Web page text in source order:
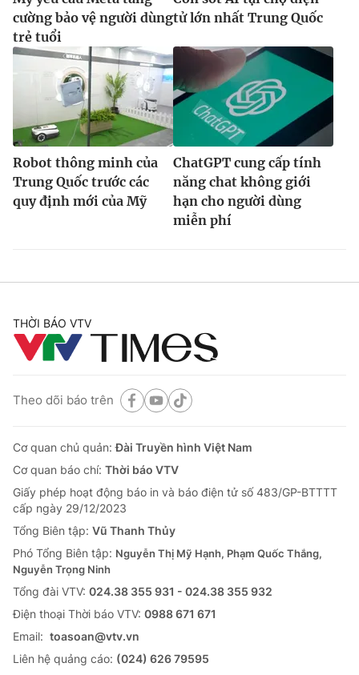
cường bảo vệ người dùng
trẻ tuổi
tử lớn nhất Trung Quốc
Robot thông minh của
Trung Quốc trước các
quy định mới của Mỹ
ChatGPT cung cấp tính
năng chat không giới
hạn cho người dùng
miễn phí
THỜI BÁO VTV
Theo dõi báo trên
Cơ quan chủ quản:Đài Truyền hình Việt Nam
Cơ quan báo chí: Thời báo VTV
Giấy phép hoạt động báo in và báo điện tử số 483/GP-BTTTT
cấp ngày 29/12/2023
Tổng Biên tập: Vũ Thanh Thủy
Phó Tổng Biên tập: Nguyễn Thị Mỹ Hạnh, Phạm Quốc Thắng,
Nguyễn Trọng Ninh
Tổng đài VTV: 024.38 355 931 - 024.38 355 932
Ðiện thoại Thời báo VTV: 0988 671 671
Email: toasoan@vtv.vn
Liên hệ quảng cáo: (024) 626 79595